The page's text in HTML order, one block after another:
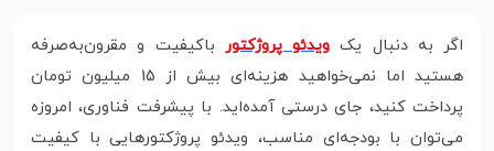
اگر به دنبال یک ویدئو پروژکتور باکیفیت و مقرون‌به‌صرفه
هستید اما نمی‌خواهید هزینه‌ای بیش از 15 میلیون تومان
پرداخت کنید، جای درستی آمده‌اید. با پیشرفت فناوری، امروزه
می‌توان با بودجه‌ای مناسب، ویدئو پروژکتورهایی با کیفیت